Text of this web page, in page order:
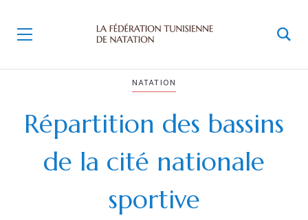
NATATION
Répartition des bassins
de la cité nationale
sportive